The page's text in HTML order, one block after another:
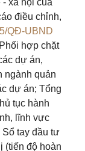
xã hội của
điều chỉnh,
QĐ-UBND
hợp chặt
dự án,
ngành quản
dự án; Tổng
tục hành
lĩnh vực
tay đầu tư
(tiến độ hoàn